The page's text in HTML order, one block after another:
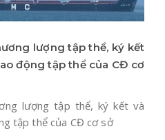
lượng tập thể, ký kết
động tập thể của CĐ cơ
lượng tập thể, ký kết và
tập thể của CĐ cơ sở